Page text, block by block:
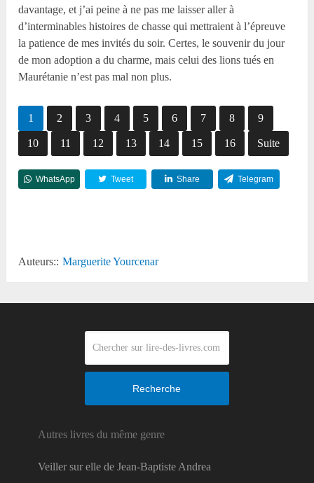
davantage, et j’ai peine à ne pas me laisser aller à
d’interminables histoires de chasse qui mettraient à l’épreuve
la patience de mes invités du soir. Certes, le souvenir du jour
de mon adoption a du charme, mais celui des lions tués en
Maurétanie n’est pas mal non plus.
1 2 3 4 5 6 7 8 9
10 11 12 13 14 15 16 Suite
WhatsApp Tweet Share Telegram
Auteurs:: Marguerite Yourcenar
Recherche
Autres livres du même genre
Veiller sur elle de Jean-Baptiste Andrea